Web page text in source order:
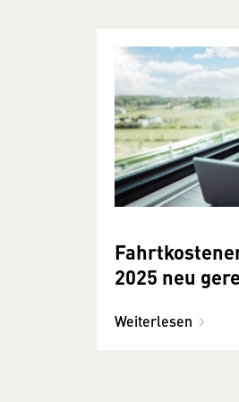
2025 neu
Weiterlesen